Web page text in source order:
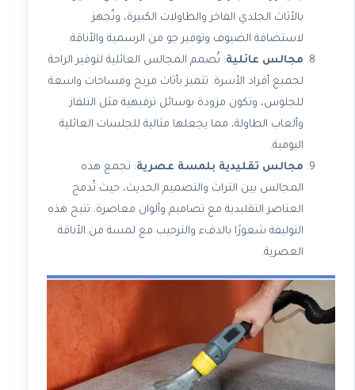
بالأثاث الجلدي الفاخر والطاولات الكبيرة، وتُجهز
لاستضافة الضيوف وتوفير جو من الرسمية والأناقة.
مجالس عائلية: تُصمم المجالس العائلية لتوفير الراحة
لجميع أفراد الأسرة. تتميز بأثاث مريح ومساحات واسعة
للجلوس، وتكون مزودة بوسائل ترفيهية مثل التلفاز
وألعاب الطاولة، مما يجعلها مثالية للجلسات العائلية
اليومية.
مجالس تقليدية بلمسة عصرية: تجمع هذه
المجالس بين التراث والتصميم الحديث، حيث تُدمج
العناصر التقليدية مع تصاميم وألوان معاصرة. تتيح هذه
التوليفة شعورًا بالدفء والترحيب مع لمسة من الأناقة
العصرية.